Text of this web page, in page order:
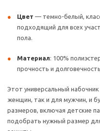
Цвет — темно-белый,
подходящий для всех
пола.
Материал: 100%
прочность и
Этот универсальный
женщин, так и для мужчин, и
размеров, включая детские
подобрать нужный размер